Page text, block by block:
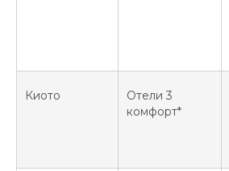
Киото
Отели 3
комфорт*